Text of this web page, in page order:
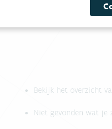
Bekijk het overzicht
Niet gevonden wat je